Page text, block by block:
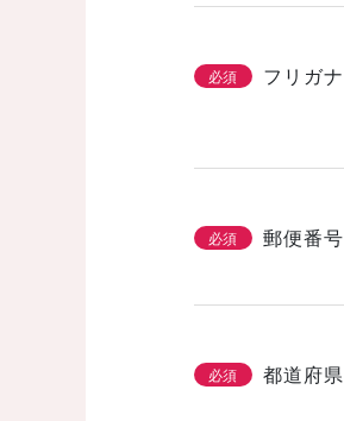
必須 フリガナ
必須 郵便番号
必須 都道府県